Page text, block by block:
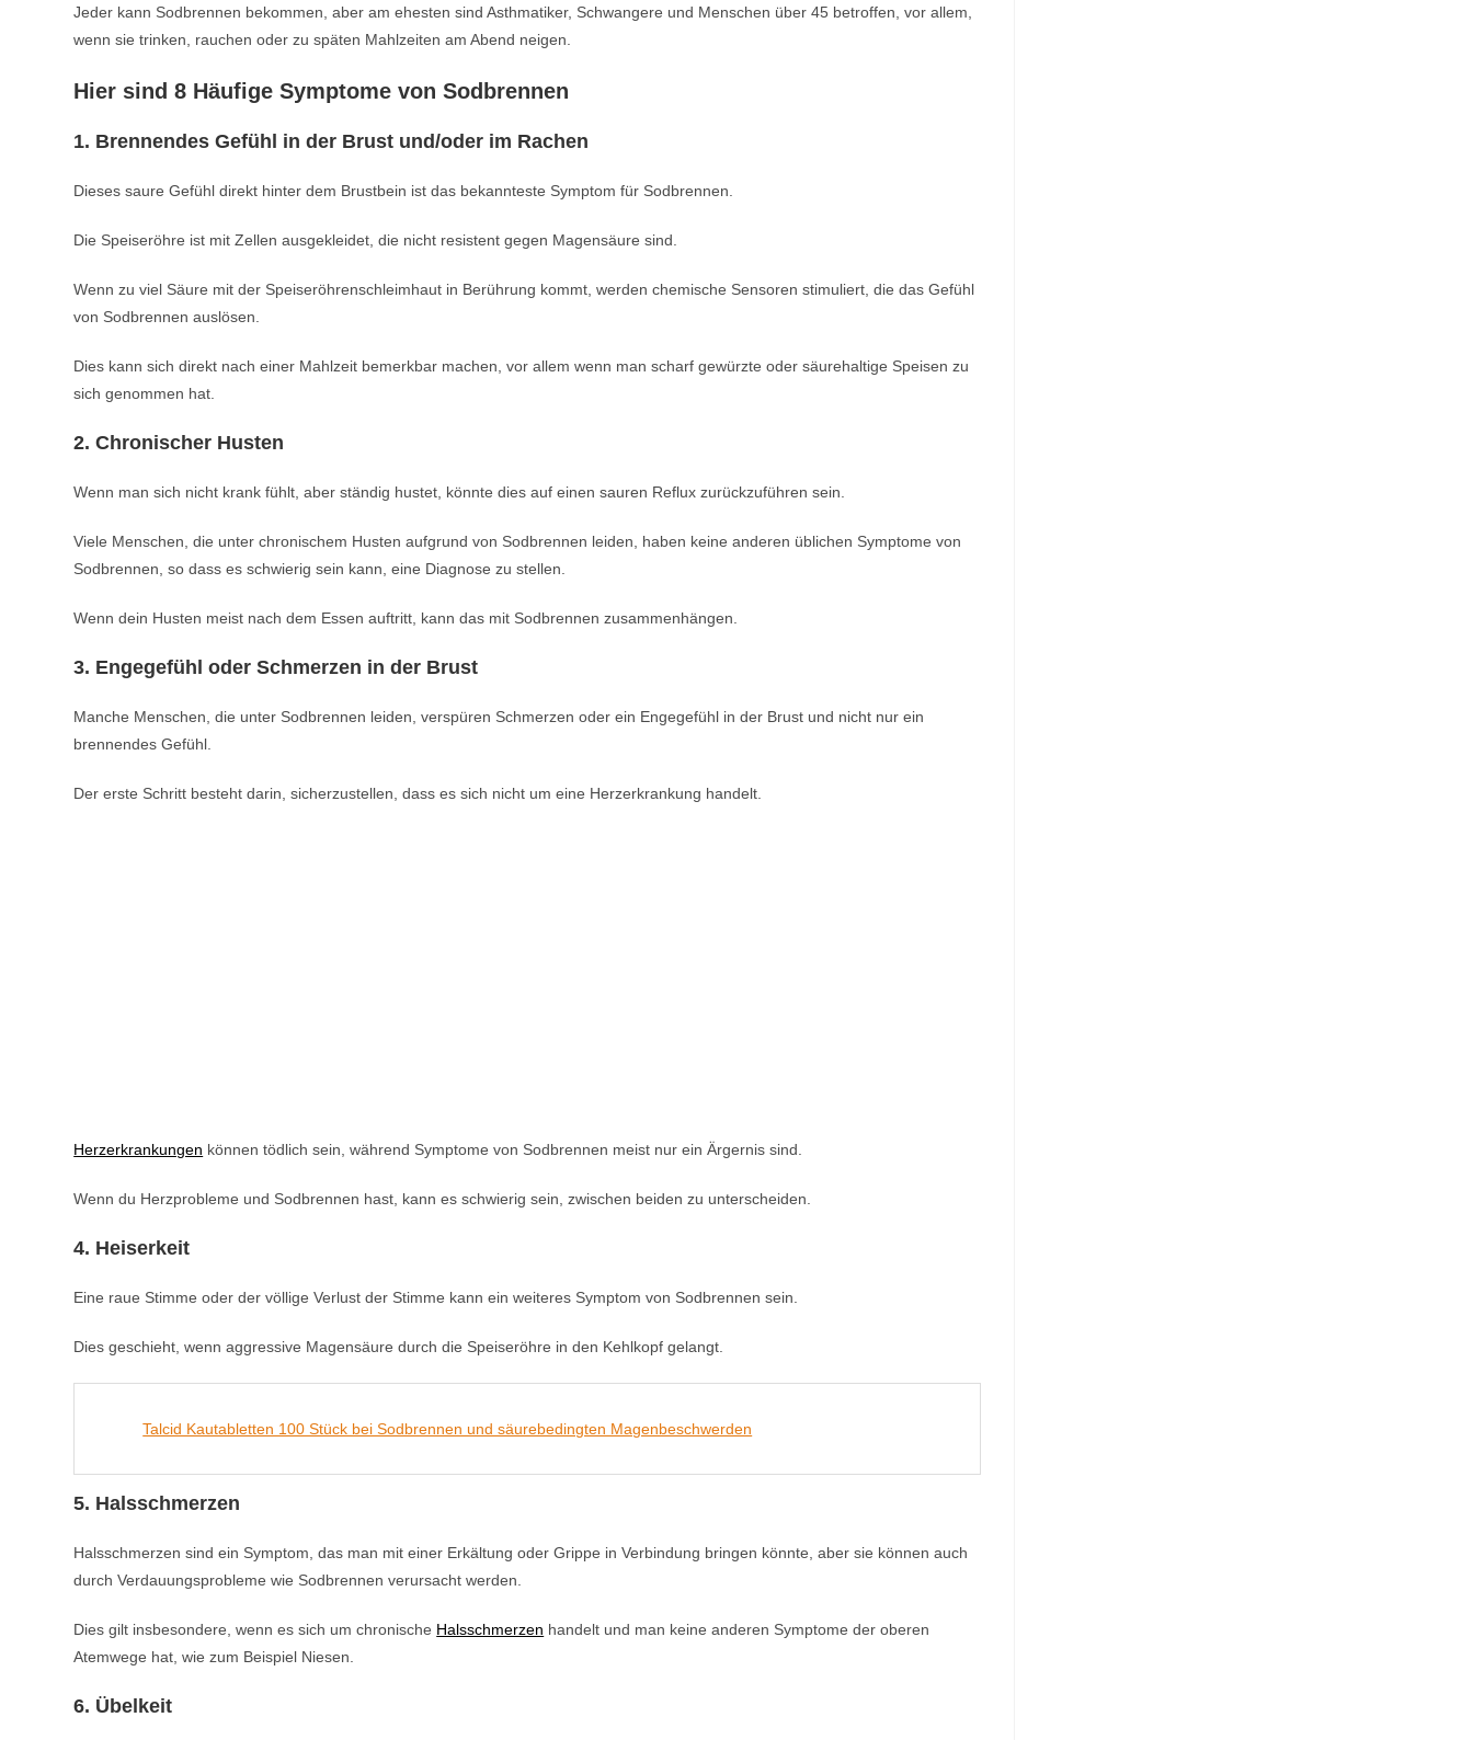
Jeder kann Sodbrennen bekommen, aber am ehesten sind Asthmatiker, Schwangere und Menschen über 45 betroffen, vor allem,
wenn sie trinken, rauchen oder zu späten Mahlzeiten am Abend neigen.
Hier sind 8 Häufige Symptome von Sodbrennen
1. Brennendes Gefühl in der Brust und/oder im Rachen
Dieses saure Gefühl direkt hinter dem Brustbein ist das bekannteste Symptom für Sodbrennen.
Die Speiseröhre ist mit Zellen ausgekleidet, die nicht resistent gegen Magensäure sind.
Wenn zu viel Säure mit der Speiseröhrenschleimhaut in Berührung kommt, werden chemische Sensoren stimuliert, die das Gefühl
von Sodbrennen auslösen.
Dies kann sich direkt nach einer Mahlzeit bemerkbar machen, vor allem wenn man scharf gewürzte oder säurehaltige Speisen zu
sich genommen hat.
2. Chronischer Husten
Wenn man sich nicht krank fühlt, aber ständig hustet, könnte dies auf einen sauren Reflux zurückzuführen sein.
Viele Menschen, die unter chronischem Husten aufgrund von Sodbrennen leiden, haben keine anderen üblichen Symptome von
Sodbrennen, so dass es schwierig sein kann, eine Diagnose zu stellen.
Wenn dein Husten meist nach dem Essen auftritt, kann das mit Sodbrennen zusammenhängen.
3. Engegefühl oder Schmerzen in der Brust
Manche Menschen, die unter Sodbrennen leiden, verspüren Schmerzen oder ein Engegefühl in der Brust und nicht nur ein
brennendes Gefühl.
Der erste Schritt besteht darin, sicherzustellen, dass es sich nicht um eine Herzerkrankung handelt.
Herzerkrankungen können tödlich sein, während Symptome von Sodbrennen meist nur ein Ärgernis sind.
Wenn du Herzprobleme und Sodbrennen hast, kann es schwierig sein, zwischen beiden zu unterscheiden.
4. Heiserkeit
Eine raue Stimme oder der völlige Verlust der Stimme kann ein weiteres Symptom von Sodbrennen sein.
Dies geschieht, wenn aggressive Magensäure durch die Speiseröhre in den Kehlkopf gelangt.
Talcid Kautabletten 100 Stück bei Sodbrennen und säurebedingten Magenbeschwerden
5. Halsschmerzen
Halsschmerzen sind ein Symptom, das man mit einer Erkältung oder Grippe in Verbindung bringen könnte, aber sie können auch
durch Verdauungsprobleme wie Sodbrennen verursacht werden.
Dies gilt insbesondere, wenn es sich um chronische Halsschmerzen handelt und man keine anderen Symptome der oberen
Atemwege hat, wie zum Beispiel Niesen.
6. Übelkeit